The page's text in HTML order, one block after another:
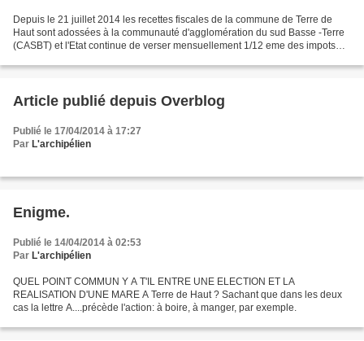
Depuis le 21 juillet 2014 les recettes fiscales de la commune de Terre de
Haut sont adossées à la communauté d'agglomération du sud Basse -Terre
(CASBT) et l'Etat continue de verser mensuellement 1/12 eme des impots
Article publié depuis Overblog
Publié le 17/04/2014 à 17:27
Par L'archipélien
Enigme.
Publié le 14/04/2014 à 02:53
Par L'archipélien
QUEL POINT COMMUN Y A T'IL ENTRE UNE ELECTION ET LA
REALISATION D'UNE MARE A Terre de Haut ? Sachant que dans les deux
cas la lettre A....précède l'action: à boire, à manger, par exemple.